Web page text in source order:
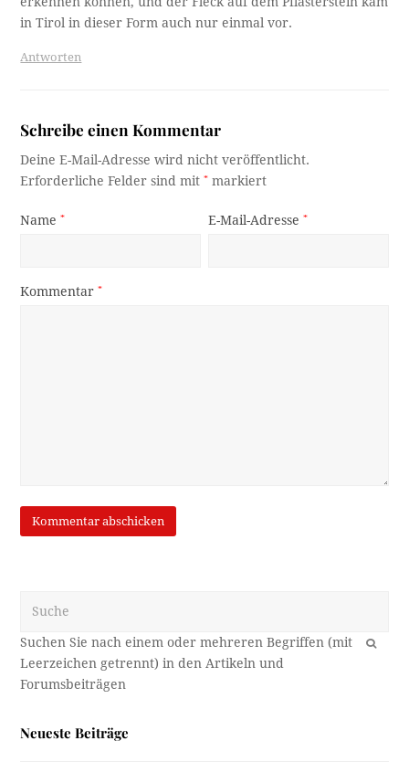
in Tirol in dieser Form auch nur einmal vor.
Antworten
Schreibe einen Kommentar
Deine E-Mail-Adresse wird nicht veröffentlicht.
Erforderliche Felder sind mit* markiert
Name* E-Mail-Adresse*
Kommentar*
OK
Neueste Beiträge